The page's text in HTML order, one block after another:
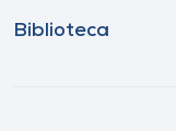
Biblioteca